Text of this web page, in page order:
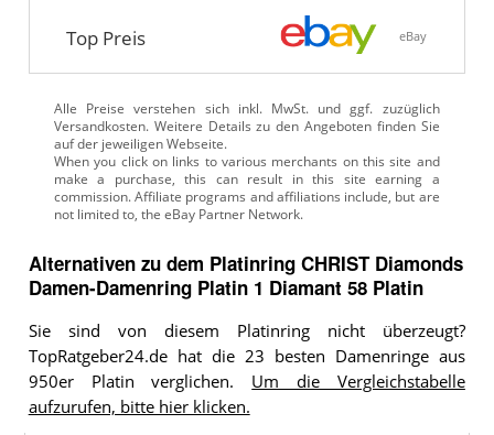
Top Preis eBay
Alle Preise verstehen sich inkl. MwSt. und ggf. zuzüglich
Versandkosten. Weitere Details zu den Angeboten finden Sie
auf der jeweiligen Webseite.
Alternativen zu dem Platinring CHRIST Diamonds
Damen-Damenring Platin 1 Diamant 58 Platin
Sie sind von diesem Platinring nicht überzeugt?
TopRatgeber24.de hat die 23 besten Damenringe aus
950er Platin verglichen. Um die Vergleichstabelle
aufzurufen, bitte hier klicken.